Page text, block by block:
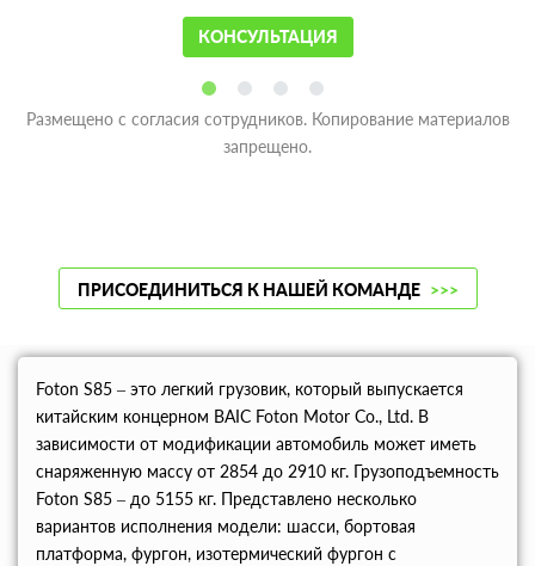
КОНСУЛЬТАЦИЯ
Размещено с согласия сотрудников. Копирование материалов
запрещено.
ПРИСОЕДИНИТЬСЯ К НАШЕЙ КОМАНДЕ >>>
Foton S85 – это легкий грузовик, который выпускается
китайским концерном BAIC Foton Motor Co., Ltd. В
зависимости от модификации автомобиль может иметь
снаряженную массу от 2854 до 2910 кг. Грузоподъемность
Foton S85 – до 5155 кг. Представлено несколько
вариантов исполнения модели: шасси, бортовая
платформа, фургон, изотермический фургон с